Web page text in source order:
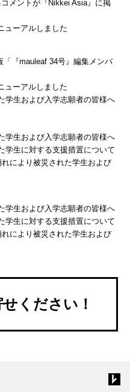
メントが『Nikkei Asia』に掲
ューアルしました
「『mauleaf 34号』編集メンバ
ューアルしました
学生および入学志願者の皆様へ
学生および入学志願者の皆様へ
学生に対する支援措置について
により被災された学生および
学生および入学志願者の皆様へ
学生に対する支援措置について
により被災された学生および
ください！